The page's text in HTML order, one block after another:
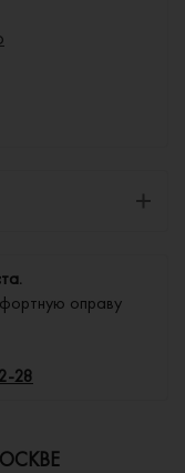
оправу
28